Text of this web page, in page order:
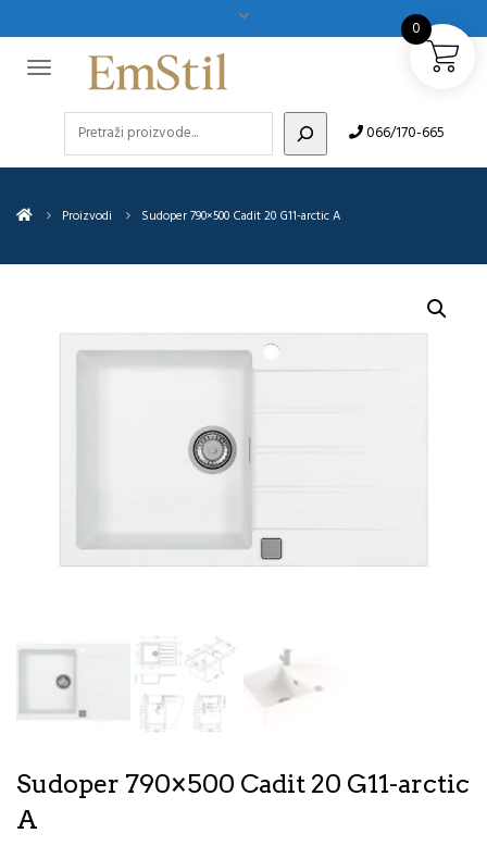
066/170-665
Proizvodi Sudoper 790×500 Cadit 20 G11-arctic A
Sudoper 790×500 Cadit 20 G11-arctic
A
0